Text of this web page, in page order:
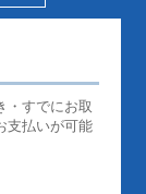
・すでにお取
支払いが可能